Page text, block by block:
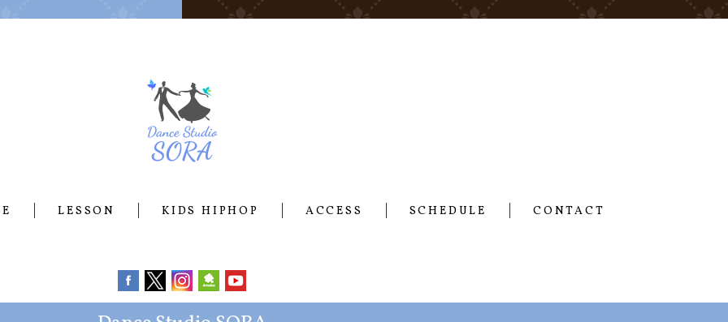
LESSON KIDS HIPHOP ACCESS SCHEDULE CONTACT